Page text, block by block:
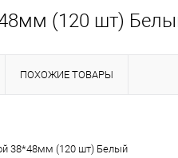
(120 шт)
ПОХОЖИЕ ТОВАРЫ
38*48мм (120 шт) Белый